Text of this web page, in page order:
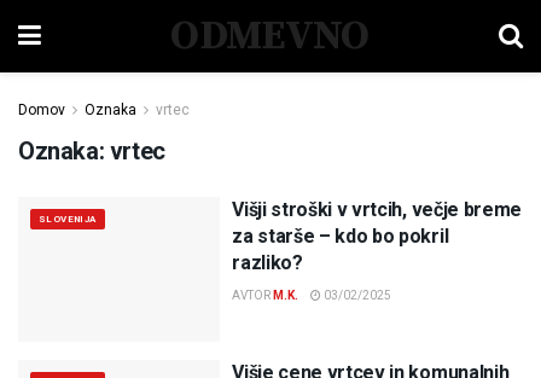
ODMEVNO
Domov Oznaka vrtec
Oznaka: vrtec
SLOVENIJA
Višji stroški v vrtcih, večje breme
za starše – kdo bo pokril
razliko?
AVTOR M.K. 03/02/2025
Višje cene vrtcev in komunalnih